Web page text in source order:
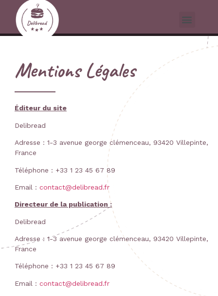
Mentions Légales
Éditeur du site
Delibread
Adresse : 1-3 avenue george clémenceau, 93420 Villepinte,
France
Téléphone : +33 1 23 45 67 89
Email : contact@delibread.fr
Directeur de la publication :
Delibread
Adresse : 1-3 avenue george clémenceau, 93420 Villepinte,
France
Téléphone : +33 1 23 45 67 89
Email : contact@delibread.fr